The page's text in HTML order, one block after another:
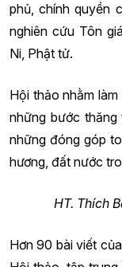
phủ, chính quyền
nghiên cứu Tôn
Ni, Phật tử.
Hội thảo nhằm
những bước
những đóng góp
hương, đất nước
HT. Thích
Hơn 90 bài viết